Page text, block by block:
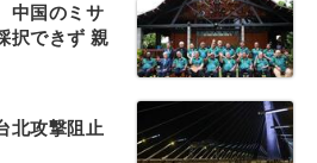
中国のミサ
択できず 親
北攻撃阻止